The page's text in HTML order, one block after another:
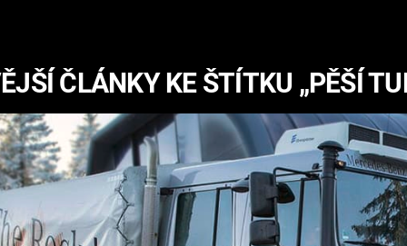
KINGDOM
COME:
DELIVERANCE
ESPORT
CHUCK
NORRIS
ČLÁNKY KE ŠTÍTKU „PĚŠÍ